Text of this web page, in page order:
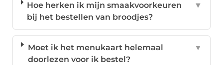
Hoe herken ik mijn smaakvoorkeuren
bij het bestellen van broodjes?
▼
Moet ik het menukaart helemaal
doorlezen voor ik bestel?
▼